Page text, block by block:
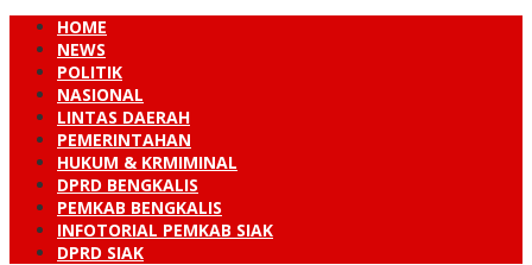
HOME
NEWS
POLITIK
NASIONAL
LINTAS DAERAH
PEMERINTAHAN
HUKUM & KRMIMINAL
DPRD BENGKALIS
PEMKAB BENGKALIS
INFOTORIAL PEMKAB SIAK
DPRD SIAK